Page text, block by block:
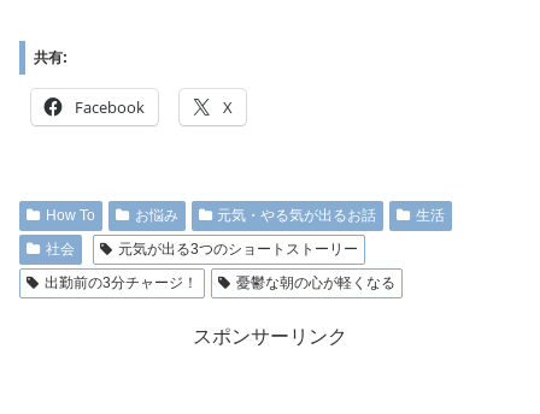
共有:
Facebook X
How To お悩み 元気・やる気が出るお話
生活
社会
元気が出る3つのショートストーリー
出勤前の3分チャージ！
憂鬱な朝の心が軽くなる
スポンサーリンク